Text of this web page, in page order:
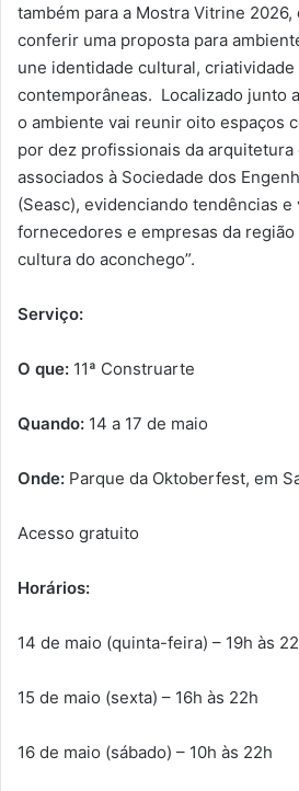
também para a Mostra Vitrine
conferir uma proposta para
une identidade cultural, criatividade
contemporâneas. Localizado junto
o ambiente vai reunir oito espaços
por dez profissionais da arquitetura
associados à Sociedade dos
(Seasc), evidenciando tendências e
fornecedores e empresas da região
cultura do aconchego”.
Serviço:
O que: 11ª Construarte
Quando: 14 a 17 de maio
Onde: Parque da Oktoberfest, em
Acesso gratuito
Horários:
14 de maio (quinta-feira) – 19h às
15 de maio (sexta) – 16h às 22h
16 de maio (sábado) – 10h às 22h